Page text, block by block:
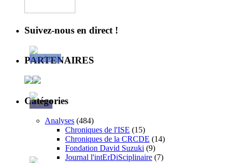
Suivez-nous en direct !
PARTENAIRES
Catégories
Analyses (484)
Chroniques de l'ISE (15)
Chroniques de la CRCDE (14)
Fondation David Suzuki (9)
Journal l'intErDiSciplinaire (7)